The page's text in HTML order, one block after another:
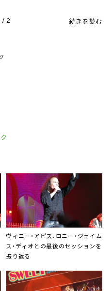
/ 2 続きを読む
ヴィニー・アピス、ロニー・ジェイム
ス・ディオとの最後のセッションを
振り返る